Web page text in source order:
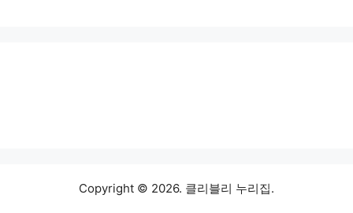
Copyright © 2026. 클리블리 누리집.